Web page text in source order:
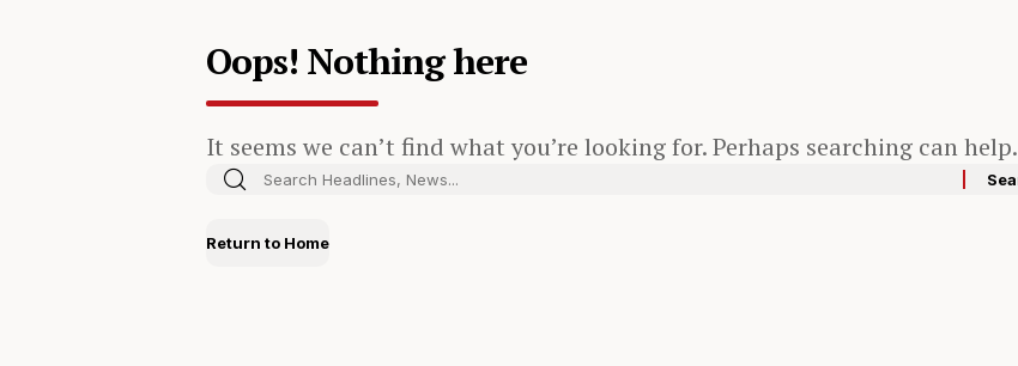
Oops! Nothing here
It seems we can’t find what you’re looking for. Perhaps searching can help.
Return to Home